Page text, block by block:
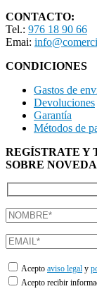
CONTACTO:
Tel.: 976 18 90 66
Emai:
CONDICIONES
Gastos de
Devoluciones
Garantía
Métodos de
REGÍSTRATE Y
SOBRE
Acepto aviso legal y
Acepto recibir